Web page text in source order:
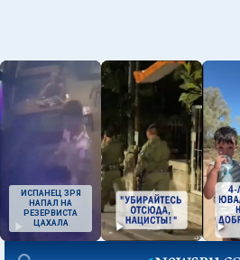
ИСПАНЕЦ ЗРЯ
НАПАЛ НА
РЕЗЕРВИСТА
ЦАХАЛА